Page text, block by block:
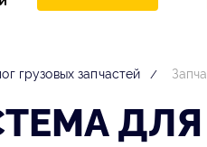
грузовых запчастей
ДЛЯ